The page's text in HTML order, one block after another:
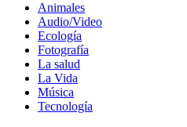
Animales
Audio/Video
Ecología
Fotografía
La salud
La Vida
Música
Tecnología